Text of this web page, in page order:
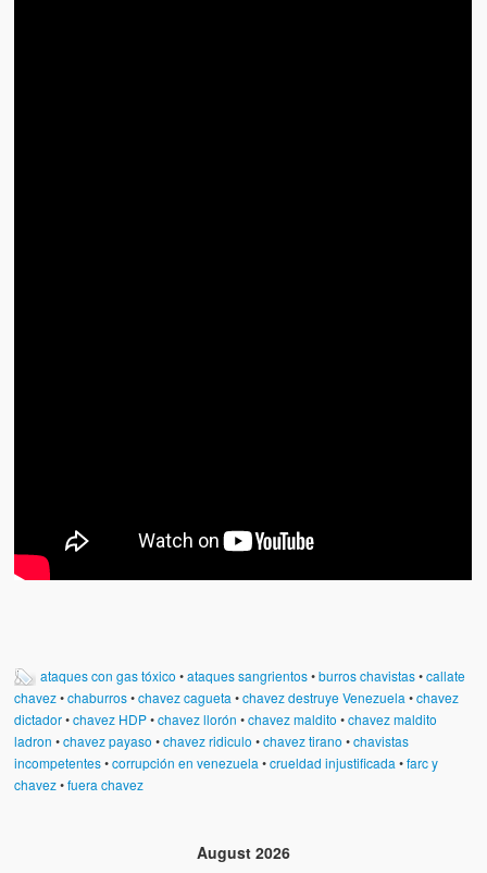
ataques con gas tóxico •ataques sangrientos•burros chavistas•callate
chavez•chaburros•chavez cagueta •chavez destruye Venezuela •chavez
dictador•chavez HDP•chavez llorón •chavez maldito •chavez maldito
ladron •chavez payaso •chavez ridiculo •chavez tirano •chavistas
incompetentes•corrupción en venezuela •crueldad injustificada •farc y
chavez•fuera chavez
August 2026